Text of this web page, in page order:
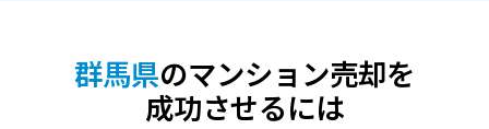
群馬県のマンション売却を
成功させるには